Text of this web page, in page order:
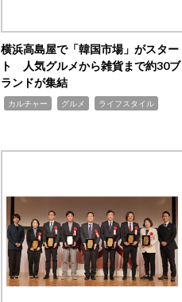
横浜高島屋で「韓国市場」がスター
ト 人気グルメから雑貨まで約30ブ
ランドが集結
カルチャー グルメ ライフスタイル